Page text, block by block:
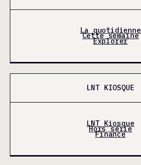
La quotidienne
Cette semaine
Explorer
LNT KIOSQUE
LNT Kiosque
Hors série
Finance